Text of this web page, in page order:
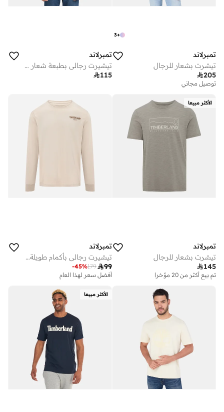
+
3
تمبرلاند
تيشرت بشعار للرجال
205
توصيل مجاني
تمبرلاند
تيشيرت رجالي بطبعة شعار صغير
115
الأكثر مبيعا
تمبرلاند
تيشرت بشعار للرجال
145
تم بيع أكثر من 20 مؤخرا
على وشك النفاد
تمبرلاند
تيشيرت رجالي بأكمام طويلة وطبعة شعار كلاسيكي
99
179
-45%
أفضل سعر لهذا العام
الأكثر مبيعا